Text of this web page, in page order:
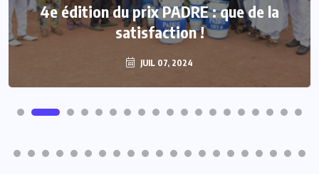
4e édition du prix PADRE : que de la
satisfaction !
JUIL 07, 2024